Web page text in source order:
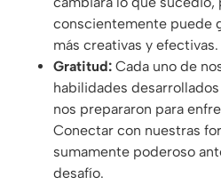
conscientemente puede
más creativas y efectivas.
Gratitud: Cada uno de
habilidades
nos prepararon para
Conectar con nuestras
sumamente poderoso
desafío.